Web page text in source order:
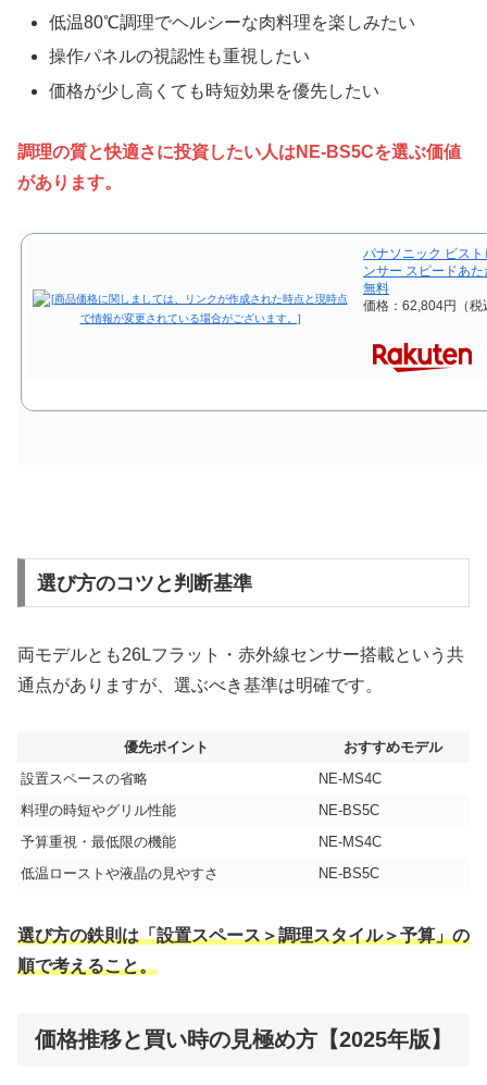
低温80℃調理でヘルシーな肉料理を楽しみたい
操作パネルの視認性も重視したい
価格が少し高くても時短効果を優先したい
調理の質と快適さに投資したい人はNE-BS5Cを選ぶ価値
があります。
パナソニック ビス
ンサー スピードあ
無料
価格：62,804円（
選び方のコツと判断基準
両モデルとも26Lフラット・赤外線センサー搭載という共
通点がありますが、選ぶべき基準は明確です。
優先ポイント
おすすめモデル
設置スペースの省略
NE-MS4C
料理の時短やグリル性能
NE-BS5C
予算重視・最低限の機能
NE-MS4C
低温ローストや液晶の見やすさ
NE-BS5C
選び方の鉄則は「設置スペース＞調理スタイル＞予算」の
順で考えること。
価格推移と買い時の見極め方【2025年版】